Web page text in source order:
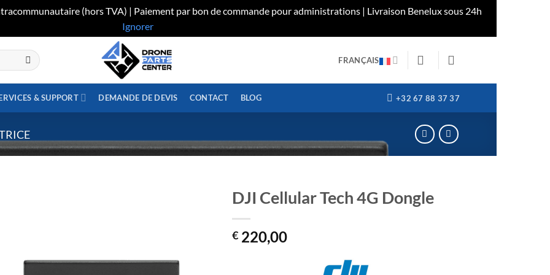
(hors TVA) | Paiement par bon de commande pour administrations | Livraison Benelux sous 24h
Ignorer
FRANÇAIS
& SUPPORT DEMANDE DE DEVIS CONTACT BLOG +32 67 88 37 37
DJI Cellular Tech 4G Dongle
€ 220,00